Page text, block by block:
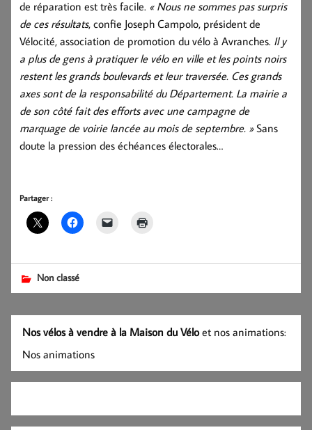
de réparation est très facile. « Nous ne sommes pas surpris
de ces résultats, confie Joseph Campolo, président de
Vélocité, association de promotion du vélo à Avranches. Il y
a plus de gens à pratiquer le vélo en ville et les points noirs
restent les grands boulevards et leur traversée. Ces grands
axes sont de la responsabilité du Département. La mairie a
de son côté fait des efforts avec une campagne de
marquage de voirie lancée au mois de septembre. »Sans
doute la pression des échéances électorales…
Partager :
Non classé
Nos vélos à vendre à la Maison du Véloet nos animations:
Nos animations